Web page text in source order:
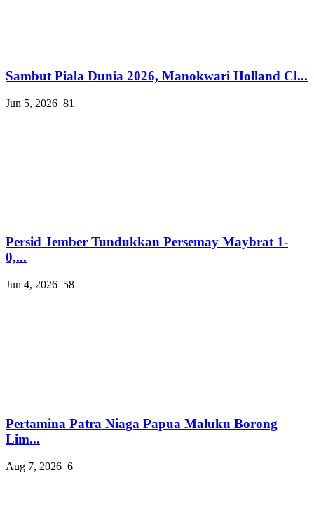
Sambut Piala Dunia 2026, Manokwari Holland Cl...
Jun 5, 2026 81
Persid Jember Tundukkan Persemay Maybrat 1-
0,...
Jun 4, 2026 58
Pertamina Patra Niaga Papua Maluku Borong
Lim...
Aug 7, 2026 6